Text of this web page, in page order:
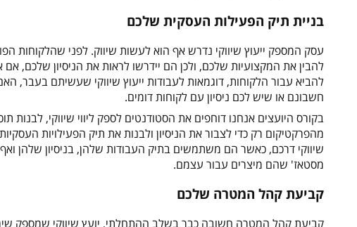
בניית תיק הפעילות העסקית שלכם
עסק המספק ייעוץ שיווקי נדרש אף הוא לעשות שיווק. לפני שהלקוחות
להבין את המקצועיות שלכם, ולכן הם יידרשו לראות את הניסיון
להביא עבור הלקוחות, דוגמאות לעבודות ייעוץ שיווקי שעשיתם בעבר,
חשבונם או שיש לכם ניסיון עם לקוחות דומים.
בקורס היועצים אנחנו דוחפים את הסטודנטים לספק ליווי שיווקי,
מהפרקטיקום רק כדי לצבור את הניסיון ולבנות את תיק הפעילויות
שיווקי דרכם, כאשר הם משתמשים בתיק העבודות שלהן, בניסיון שלהן
מסטאז' שהם מיצרים עבור עצמם.
קביעת קהל המטרה שלכם
קביעת קהל המטרה חשובה כבר בשלב ההתחלתי, יועץ שיווקי שמספק